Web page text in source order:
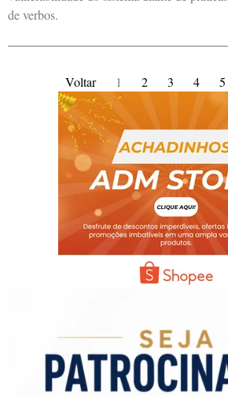
de verbos.
Voltar 1 2 3 4 5